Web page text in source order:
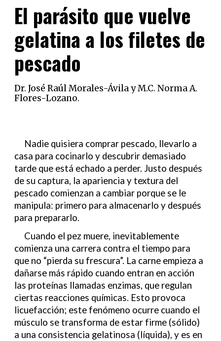
El parásito que vuelve
gelatina a los filetes de
pescado
Dr. José Raúl Morales-Ávila y M.C. Norma A.
Flores-Lozano.
Nadie quisiera comprar pescado, llevarlo a
casa para cocinarlo y descubrir demasiado
tarde que está echado a perder. Justo después
de su captura, la apariencia y textura del
pescado comienzan a cambiar porque se le
manipula: primero para almacenarlo y después
para prepararlo.
Cuando el pez muere, inevitablemente
comienza una carrera contra el tiempo para
que no “pierda su frescura”. La carne empieza a
dañarse más rápido cuando entran en acción
las proteínas llamadas enzimas, que regulan
ciertas reacciones químicas. Esto provoca
licuefacción; este fenómeno ocurre cuando el
músculo se transforma de estar firme (sólido)
a una consistencia gelatinosa (líquida), y es en